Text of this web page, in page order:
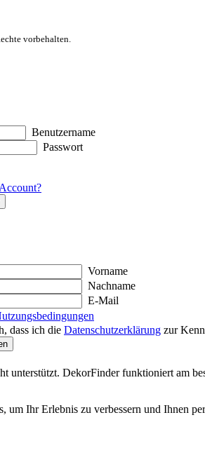
vorbehalten.
Benutzername
Passwort
Vorname
Nachname
E-Mail
dass ich die Datenschutzerklärung zur
unterstützt. DekorFinder funktioniert am
um Ihr Erlebnis zu verbessern und Ihnen